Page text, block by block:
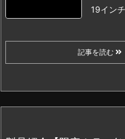
19イン
記事を読む